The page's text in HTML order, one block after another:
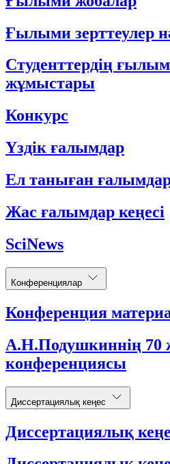
Ғылыми зерттеулер
Студенттердің
жұмыстары
Конкурс
Үздік ғалымдар
Ел таныған
Жас ғалымдар кеңесі
SciNews
Конференциялар
Конференция
А.Н.Подушкиннің
конференциясы
Диссертациялық кеңес
Диссертациялық